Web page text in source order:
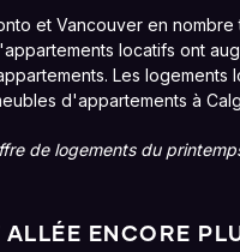
et Vancouver en
locatifs ont
Les
d'appartements à
de logements du
ALLÉE ENCORE